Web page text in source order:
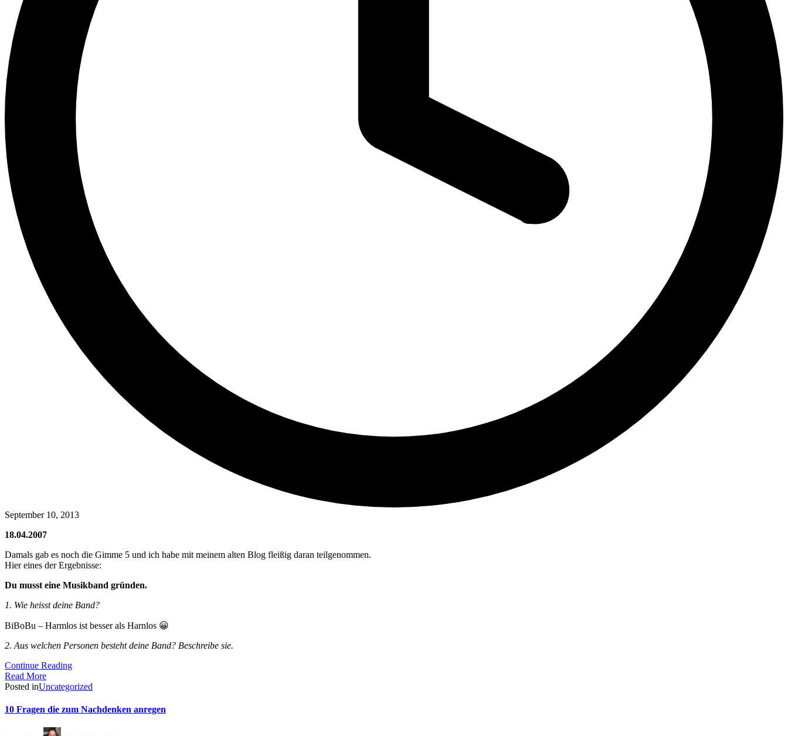
September 10, 2013
18.04.2007
Damals gab es noch die Gimme 5 und ich habe mit meinem alten Blog fleißig daran teilgenommen.
Hier eines der Ergebnisse:
Du musst eine Musikband gründen.
1. Wie heisst deine Band?
BiBoBu – Harmlos ist besser als Harnlos 😀
2. Aus welchen Personen besteht deine Band? Beschreibe sie.
Continue Reading
Read More
Posted inUncategorized
10 Fragen die zum Nachdenken anregen